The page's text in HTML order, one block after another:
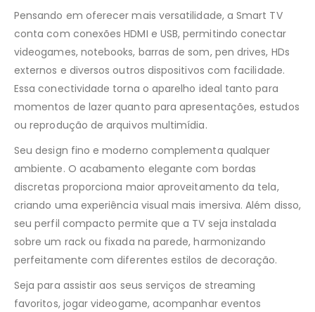
Pensando em oferecer mais versatilidade, a Smart TV
conta com conexões HDMI e USB, permitindo conectar
videogames, notebooks, barras de som, pen drives, HDs
externos e diversos outros dispositivos com facilidade.
Essa conectividade torna o aparelho ideal tanto para
momentos de lazer quanto para apresentações, estudos
ou reprodução de arquivos multimídia.
Seu design fino e moderno complementa qualquer
ambiente. O acabamento elegante com bordas
discretas proporciona maior aproveitamento da tela,
criando uma experiência visual mais imersiva. Além disso,
seu perfil compacto permite que a TV seja instalada
sobre um rack ou fixada na parede, harmonizando
perfeitamente com diferentes estilos de decoração.
Seja para assistir aos seus serviços de streaming
favoritos, jogar videogame, acompanhar eventos